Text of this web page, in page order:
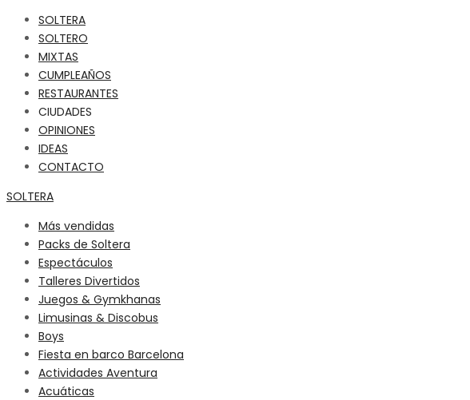
SOLTERA
SOLTERO
MIXTAS
CUMPLEAÑOS
RESTAURANTES
CIUDADES
OPINIONES
IDEAS
CONTACTO
SOLTERA
Más vendidas
Packs de Soltera
Espectáculos
Talleres Divertidos
Juegos & Gymkhanas
Limusinas & Discobus
Boys
Fiesta en barco Barcelona
Actividades Aventura
Acuáticas